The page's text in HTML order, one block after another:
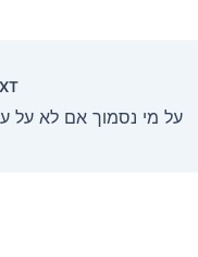
על מי נסמוך אם לא על